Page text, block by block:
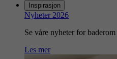
Inspirasjon
Nyheter 2026
Se våre nyheter for
Les mer